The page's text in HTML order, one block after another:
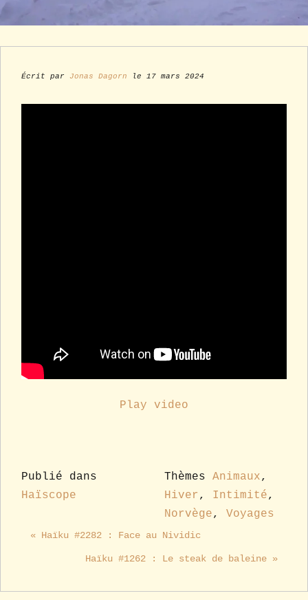
Écrit par Jonas Dagorn le 17 mars 2024
Play video
Publié dans
Haïscope
Thèmes Animaux,
Hiver , Intimité,
Norvège, Voyages
« Haïku #2282 : Face au Nividic
Haïku #1262 : Le steak de baleine »